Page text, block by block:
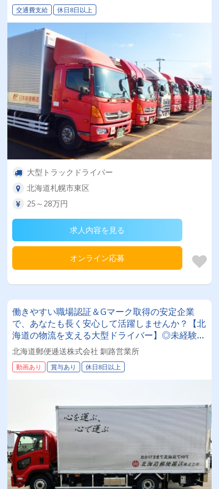
交通費支給 休日8日以上
大型トラックドライバー
北海道札幌市東区
25～28万円
求人内容を見る
オンライン応募
働きやすい職場認証＆Gマーク取得の安定企業
で、あなたも長く安心して活躍しませんか？【北
海道の物流を支える大型ドライバー】◎未経験歓
迎◎残業月平均8～9時間◎賞与年3回（昨年度実
績：計4.05ヶ月分）◎カゴ台車メイン
北海道郵便逓送株式会社 釧路営業所
動画あり 賞与あり 休日8日以上